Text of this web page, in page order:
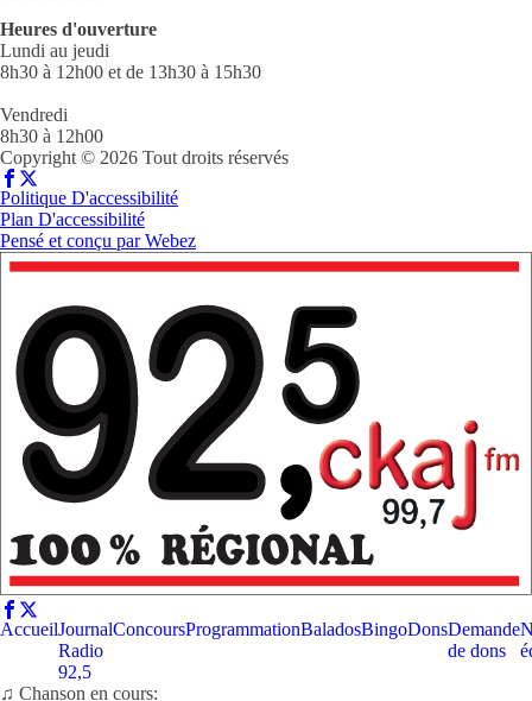
Heures d'ouverture
Lundi au jeudi
8h30 à 12h00 et de 13h30 à 15h30
Vendredi
8h30 à 12h00
Copyright © 2026 Tout droits réservés
Politique D'accessibilité
Plan D'accessibilité
Pensé et conçu parWebez
AccueilJournal
Radio
92,5
ConcoursProgrammationBaladosBingoDonsDemande
de dons
♫ Chanson en cours: